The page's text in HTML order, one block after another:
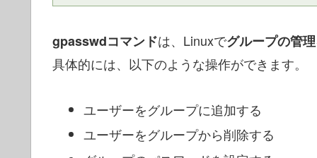
gpasswdコマンドは、Linuxでグループの管
具体的には、以下のような操作ができます。
ユーザーをグループに追加する
ユーザーをグループから削除する